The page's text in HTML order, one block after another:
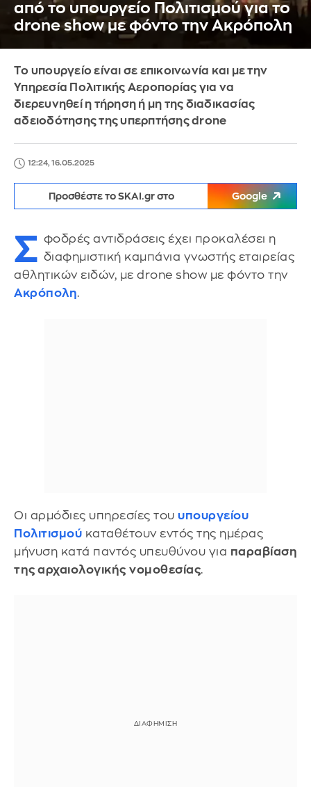
από το υπουργείο Πολιτισμού για το
drone show με φόντο την Ακρόπολη
Tο υπουργείο είναι σε επικοινωνία και με την
Υπηρεσία Πολιτικής Aεροπορίας για να
διερευνηθεί η τήρηση ή μη της διαδικασίας
αδειοδότησης της υπερπτήσης drone
12:24, 16.05.2025
Προσθέστε το SKAI.gr στο Google
Σ φοδρές αντιδράσεις έχει προκαλέσει η
διαφημιστική καμπάνια γνωστής εταιρείας
αθλητικών ειδών, με drone show με φόντο την
Ακρόπολη.
Οι αρμόδιες υπηρεσίες του υπουργείου
Πολιτισμού καταθέτουν εντός της ημέρας
μήνυση κατά παντός υπευθύνου για παραβίαση
της αρχαιολογικής νομοθεσίας.